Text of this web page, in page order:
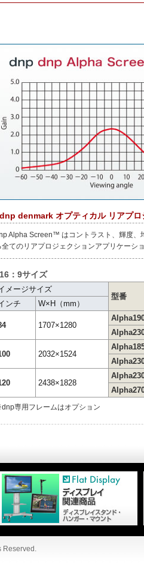
denmark オプティカル リアプ
Alpha Screen™ はコントラスト、輝度、
全てのリアプロジェクションアプリケーシ
：9サイズ
メージサイズ
型番
ンチ
W×H（mm）
1707×1280
2032×1524
2438×1828
専用フレームはオプション
Reserved.